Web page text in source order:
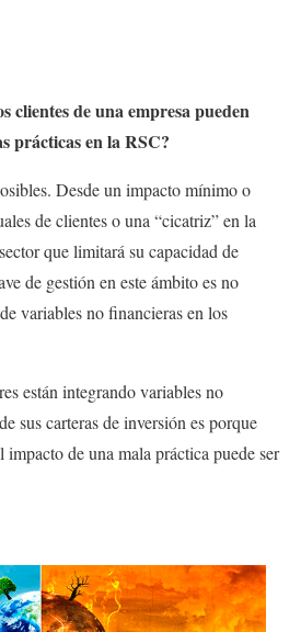
clientes de una empresa pueden
prácticas en la RSC?
Desde un impacto mínimo o
de clientes o una “cicatriz” en la
que limitará su capacidad de
de gestión en este ámbito es no
variables no financieras en los
están integrando variables no
sus carteras de inversión es porque
de una mala práctica puede ser